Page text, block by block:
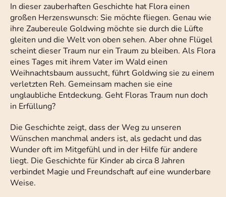
In dieser zauberhaften Geschichte hat Flora einen
großen Herzenswunsch: Sie möchte fliegen. Genau wie
ihre Zaubereule Goldwing möchte sie durch die Lüfte
gleiten und die Welt von oben sehen. Aber ohne Flügel
scheint dieser Traum nur ein Traum zu bleiben. Als Flora
eines Tages mit ihrem Vater im Wald einen
Weihnachtsbaum aussucht, führt Goldwing sie zu einem
verletzten Reh. Gemeinsam machen sie eine
unglaubliche Entdeckung. Geht Floras Traum nun doch
in Erfüllung?
Die Geschichte zeigt, dass der Weg zu unseren
Wünschen manchmal anders ist, als gedacht und das
Wunder oft im Mitgefühl und in der Hilfe für andere
liegt. Die Geschichte für Kinder ab circa 8 Jahren
verbindet Magie und Freundschaft auf eine wunderbare
Weise.